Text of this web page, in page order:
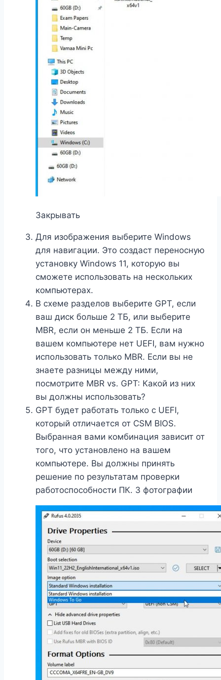
Закрывать
Для изображения выберите Windows
для навигации. Это создаст переносную
установку Windows 11, которую вы
сможете использовать на нескольких
компьютерах.
В схеме разделов выберите GPT, если
ваш диск больше 2 ТБ, или выберите
MBR, если он меньше 2 ТБ. Если на
вашем компьютере нет UEFI, вам нужно
использовать только MBR. Если вы не
знаете разницы между ними,
посмотрите MBR vs. GPT: Какой из них
вы должны использовать?
GPT будет работать только с UEFI,
который отличается от CSM BIOS.
Выбранная вами комбинация зависит от
того, что установлено на вашем
компьютере. Вы должны принять
решение по результатам проверки
работоспособности ПК. 3 фотографии